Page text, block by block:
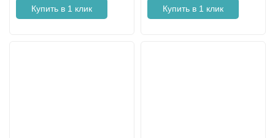
Купить в 1 клик Купить в 1 клик